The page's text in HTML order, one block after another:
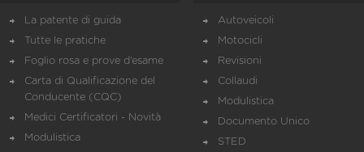
La patente di guida
Tutte le pratiche
Foglio rosa e prove d’esame
Carta di Qualificazione del
Conducente (CQC)
Medici Certificatori - Novità
Modulistica
Autoveicoli
Motocicli
Revisioni
Collaudi
Modulistica
Documento Unico
STED